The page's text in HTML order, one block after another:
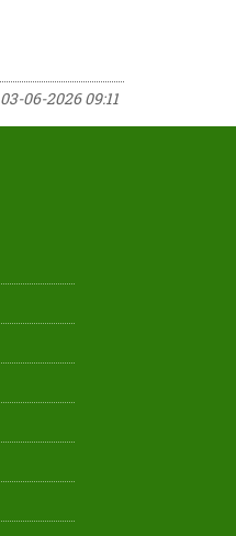
03-06-2026 09:11